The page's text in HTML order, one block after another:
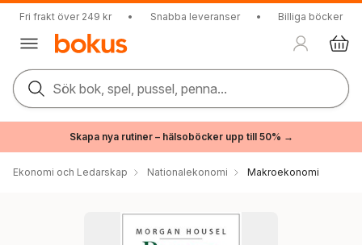
Fri frakt över 249 kr • Snabba leveranser • Billiga böcker
Sök bok, spel, pussel, penna...
Skapa nya rutiner – hälsoböcker upp till 50% →
Ekonomi och Ledarskap Nationalekonomi Makroekonomi